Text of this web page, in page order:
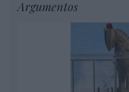
Argumentos